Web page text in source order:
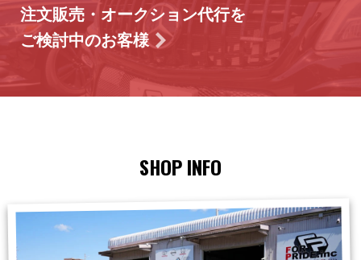
注文販売・オークション代行を
ご検討中のお客様
SHOP INFO